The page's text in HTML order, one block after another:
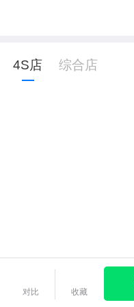
4S店 综合店
对比 收藏